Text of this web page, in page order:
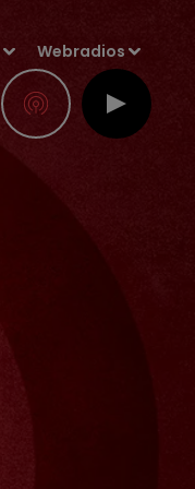
Webradios